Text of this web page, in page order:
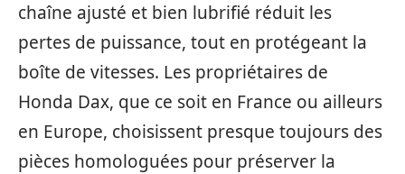
chaîne ajusté et bien lubrifié réduit les
pertes de puissance, tout en protégeant la
boîte de vitesses. Les propriétaires de
Honda Dax, que ce soit en France ou ailleurs
en Europe, choisissent presque toujours des
pièces homologuées pour préserver la